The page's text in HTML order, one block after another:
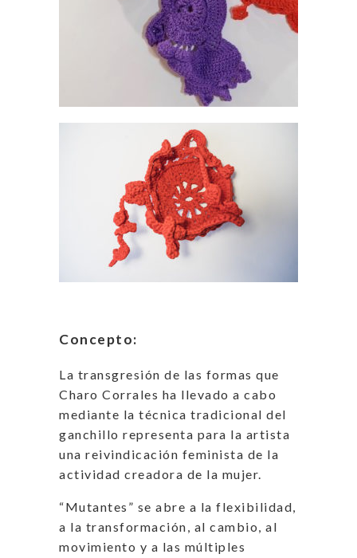
Concepto:
La transgresión de las formas que
Charo Corrales ha llevado a cabo
mediante la técnica tradicional del
ganchillo representa para la artista
una reivindicación feminista de la
actividad creadora de la mujer.
“Mutantes” se abre a la flexibilidad,
a la transformación, al cambio, al
movimiento y a las múltiples